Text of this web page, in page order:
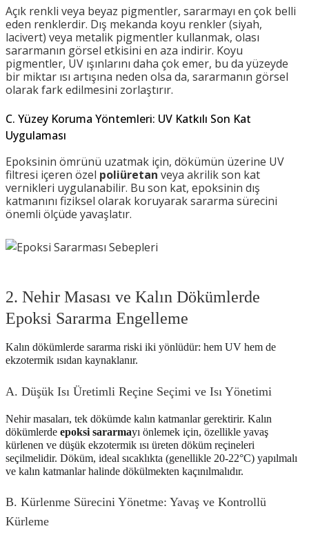
Açık renkli veya beyaz pigmentler, sararmayı en çok belli
eden renklerdir. Dış mekanda koyu renkler (siyah,
lacivert) veya metalik pigmentler kullanmak, olası
sararmanın görsel etkisini en aza indirir. Koyu
pigmentler, UV ışınlarını daha çok emer, bu da yüzeyde
bir miktar ısı artışına neden olsa da, sararmanın görsel
olarak fark edilmesini zorlaştırır.
C. Yüzey Koruma Yöntemleri: UV Katkılı Son Kat
Uygulaması
Epoksinin ömrünü uzatmak için, dökümün üzerine UV
filtresi içeren özel poliüretan veya akrilik son kat
vernikleri uygulanabilir. Bu son kat, epoksinin dış
katmanını fiziksel olarak koruyarak sararma sürecini
önemli ölçüde yavaşlatır.
2. Nehir Masası ve Kalın Dökümlerde
Epoksi Sararma Engelleme
Kalın dökümlerde sararma riski iki yönlüdür: hem UV hem de
ekzotermik ısıdan kaynaklanır.
A. Düşük Isı Üretimli Reçine Seçimi ve Isı Yönetimi
Nehir masaları, tek dökümde kalın katmanlar gerektirir. Kalın
dökümlerde epoksi sararmayı önlemek için, özellikle yavaş
kürlenen ve düşük ekzotermik ısı üreten döküm reçineleri
seçilmelidir. Döküm, ideal sıcaklıkta (genellikle 20-22°C) yapılmalı
ve kalın katmanlar halinde dökülmekten kaçınılmalıdır.
B. Kürlenme Sürecini Yönetme: Yavaş ve Kontrollü
Kürleme